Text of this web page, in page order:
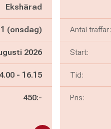
Ekshärad
1 (onsdag)
2026
mellan
- och
16.15
450:-
Antal träffar:
Start:
Tid:
Pris: